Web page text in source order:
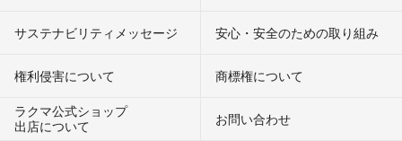
サステナビリティメッセージ 安心・安全のための取り組み
権利侵害について
商標権について
ラクマ公式ショップ
出店について
お問い合わせ